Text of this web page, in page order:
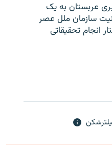
عربستان به یک
سازمان ملل عصر
انجام تحقیقاتی